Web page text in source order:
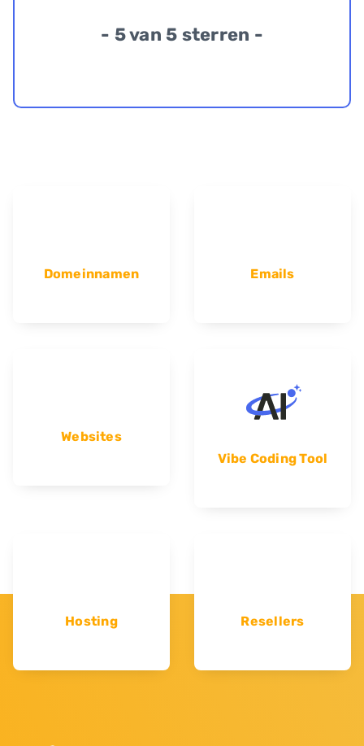
- 5 van 5 sterren -
Domeinnamen Emails
Websites
Vibe Coding Tool
Hosting Resellers